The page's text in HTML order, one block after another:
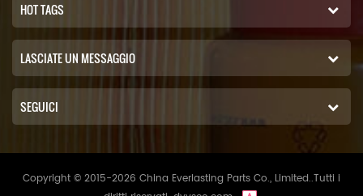
HOT TAGS
LASCIATE UN MESSAGGIO
SEGUICI
Copyright © 2015-2026 China Everlasting Parts Co., Limited..Tutti i